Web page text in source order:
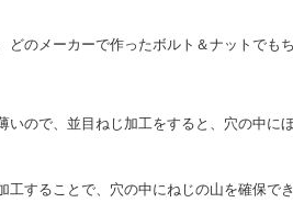
のメーカーで作ったボルト＆ナットでも
ので、並目ねじ加工をすると、穴の中に
することで、穴の中にねじの山を確保でき